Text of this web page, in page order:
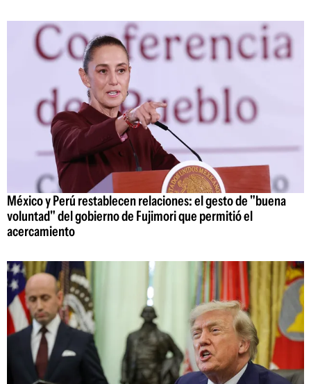
México y Perú restablecen relaciones: el gesto de "buena
voluntad" del gobierno de Fujimori que permitió el
acercamiento